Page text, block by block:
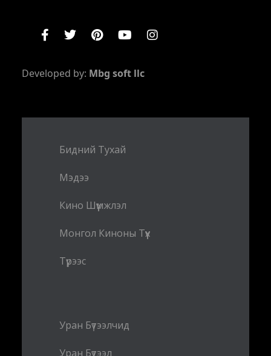
Developed by: Mbg soft llc
Бидний Тухай
Мэдээ
Кино Шүүмжлэл
Монгол Киноны Түүх
Түрээс
Уран Бүтээлчид
Уран Бүтээл